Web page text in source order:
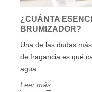
¿CUÁNTA
BRUMIZADOR?
Una de las dudas
de fragancia es qué
agua....
Leer más